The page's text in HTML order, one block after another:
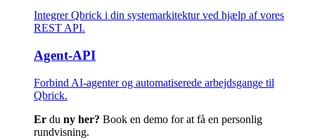
Integrer Qbrick i din systemarkitektur ved hjælp af vores
REST API.
Agent-API
Forbind AI-agenter og automatiserede arbejdsgange til
Qbrick.
Er du ny her? Book en demo for at få en personlig
rundvisning.